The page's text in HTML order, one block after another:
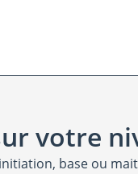
votre
base ou